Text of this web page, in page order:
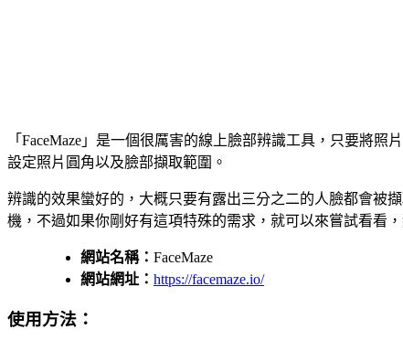
「FaceMaze」是一個很厲害的線上臉部辨識工具，只要將
設定照片圓角以及臉部擷取範圍。
辨識的效果蠻好的，大概只要有露出三分之二的人臉都會被
機，不過如果你剛好有這項特殊的需求，就可以來嘗試看看
網站名稱： FaceMaze
網站網址： https://facemaze.io/
使用方法：